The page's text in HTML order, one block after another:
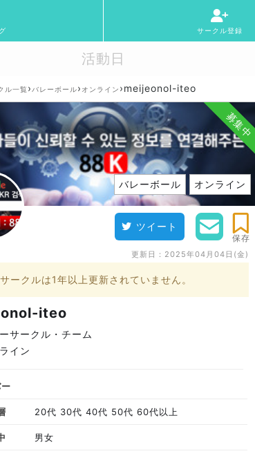
サークル登録
活動日
ル一覧 › バレーボール› オンライン ›meijeonol-iteo
募集中
バレーボール オンライン
ツイート
保存
更新日： 2025年04月04日(金)
ークルは1年以上更新されていません。
iteo
サークル・チーム
イン
20代 30代 40代 50代 60代以上
男女